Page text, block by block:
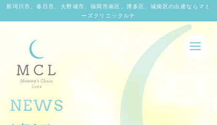
那珂川市、春日市、大野城市、福岡市南区、博多区、城南区の出産ならマミ
ーズクリニックルナ
NEWS